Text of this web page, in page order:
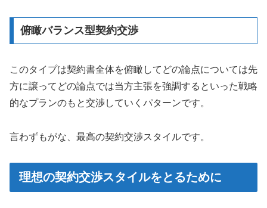
俯瞰バランス型契約交渉
このタイプは契約書全体を俯瞰してどの論点については先
方に譲ってどの論点では当方主張を強調するといった戦略
的なプランのもと交渉していくパターンです。
言わずもがな、最高の契約交渉スタイルです。
理想の契約交渉スタイルをとるために